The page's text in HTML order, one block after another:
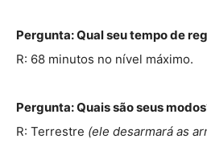
Pergunta: Qual seu tempo de
R: 68 minutos no nível máximo.
Pergunta: Quais são seus
R: Terrestre (ele desarmará as